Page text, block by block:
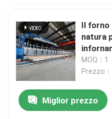
Il forno
natura
MOQ：1
Prezzo
Miglior prezzo